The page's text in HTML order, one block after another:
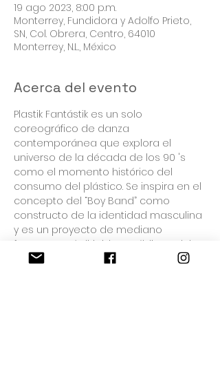
19 ago 2023, 8:00 p.m.
Monterrey, Fundidora y Adolfo Prieto,
SN, Col. Obrera, Centro, 64010
Monterrey, N.L., México
Acerca del evento
Plastik Fantástik es un solo
coreográfico de danza
contemporánea que explora el
universo de la década de los 90 's
como el momento histórico del
consumo del plástico. Se inspira en el
concepto del “Boy Band” como
constructo de la identidad masculina
y es un proyecto de mediano
formato. Está dirigido a público adulto
y su narrativa surge desde la